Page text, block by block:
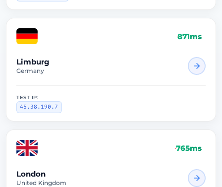
871ms
Limburg
Germany
TEST IP:
45.38.190.7
765ms
London
United Kingdom